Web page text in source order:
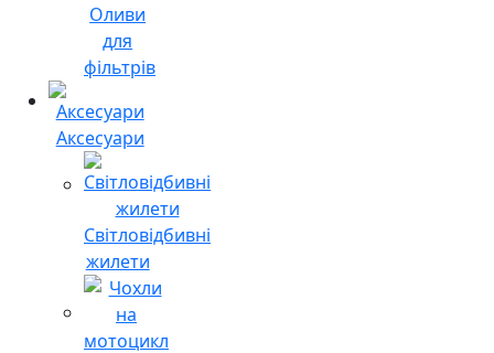
Оливи
для
фільтрів
Аксесуари
Світловідбивні
жилети